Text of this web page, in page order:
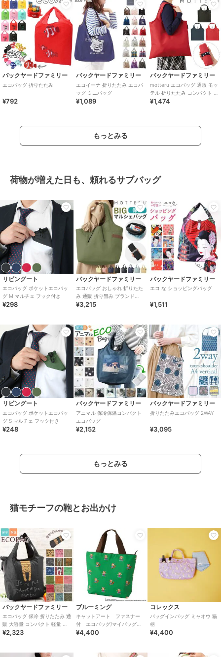
バックヤードファミリー
エコバッグ 折りたたみ
¥792
バックヤードファミリー
エコイーナ 折りたたみ エコバ
ッグ ミニバッグ
¥1,089
バックヤードファミリー
motteru エコバッグ 通販 モッ
テル 折りたたみ コンパクト お
しゃれ シンプル 無地 CUR
¥1,474
もっとみる
荷物が増えた日も、頼れるサブバッグ
リビングート
エコバッグ ポケットエコバッ
グ M マルチェ フック付き
¥298
バックヤードファミリー
エコバッグ おしゃれ 折りたた
み 通販 折り畳み ブランド
MOTTERU シンプル ショッピ
¥3,215
バックヤードファミリー
エコ な ショッピングバッグ
¥1,511
リビングート
エコバッグ ポケットエコバッ
グ S マルチェ フック付き
¥248
バックヤードファミリー
アニマル 保冷保温コンパクト
エコバッグ
¥2,152
バックヤードファミリー
折りたたみエコバッグ 2WAY
¥3,095
もっとみる
猫モチーフの鞄とお出かけ
バックヤードファミリー
エコバッグ 保冷 折りたたみ 通
販 大容量 コンパクト 軽量 軽
い おしゃれ かわいい ネコ 猫
¥2,323
ブルーミング
キャットアート ファスナー
付 エコバッグ/マイバッグ
（パッケージ入り）三つ目猫
¥4,400
コレックス
バッグインバッグ ミャオウ 猫
柄
¥4,400